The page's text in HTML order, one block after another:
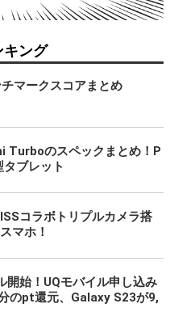
キング
マークスコアまとめ
Turboのスペックまとめ！P
ブレット
コラボトリプルカメラ搭
マホ！
開始！UQモバイル申し込み
のpt還元、Galaxy S23が9,